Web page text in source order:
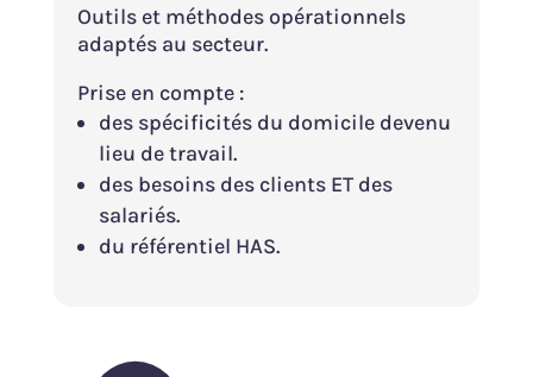
Outils et méthodes opérationnels
adaptés au secteur.
Prise en compte :
des spécificités du domicile devenu
lieu de travail.
des besoins des clients ET des
salariés.
du référentiel HAS.